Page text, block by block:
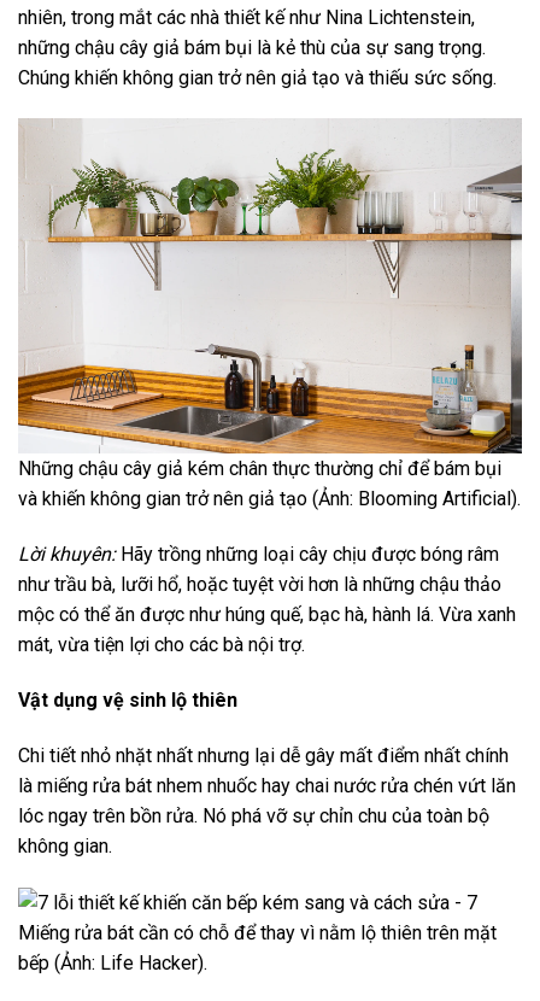
nhiên, trong mắt các nhà thiết kế như Nina Lichtenstein,
những chậu cây giả bám bụi là kẻ thù của sự sang trọng.
Chúng khiến không gian trở nên giả tạo và thiếu sức sống.
Những chậu cây giả kém chân thực thường chỉ để bám bụi
và khiến không gian trở nên giả tạo (Ảnh: Blooming Artificial).
Lời khuyên:Hãy trồng những loại cây chịu được bóng râm
như trầu bà, lưỡi hổ, hoặc tuyệt vời hơn là những chậu thảo
mộc có thể ăn được như húng quế, bạc hà, hành lá. Vừa xanh
mát, vừa tiện lợi cho các bà nội trợ.
Vật dụng vệ sinh lộ thiên
Chi tiết nhỏ nhặt nhất nhưng lại dễ gây mất điểm nhất chính
là miếng rửa bát nhem nhuốc hay chai nước rửa chén vứt lăn
lóc ngay trên bồn rửa. Nó phá vỡ sự chỉn chu của toàn bộ
không gian.
Miếng rửa bát cần có chỗ để thay vì nằm lộ thiên trên mặt
bếp (Ảnh: Life Hacker).